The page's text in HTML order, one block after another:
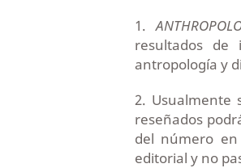
1.
resultados de
antropología y
2. Usualmente
reseñados
del número
editorial y no